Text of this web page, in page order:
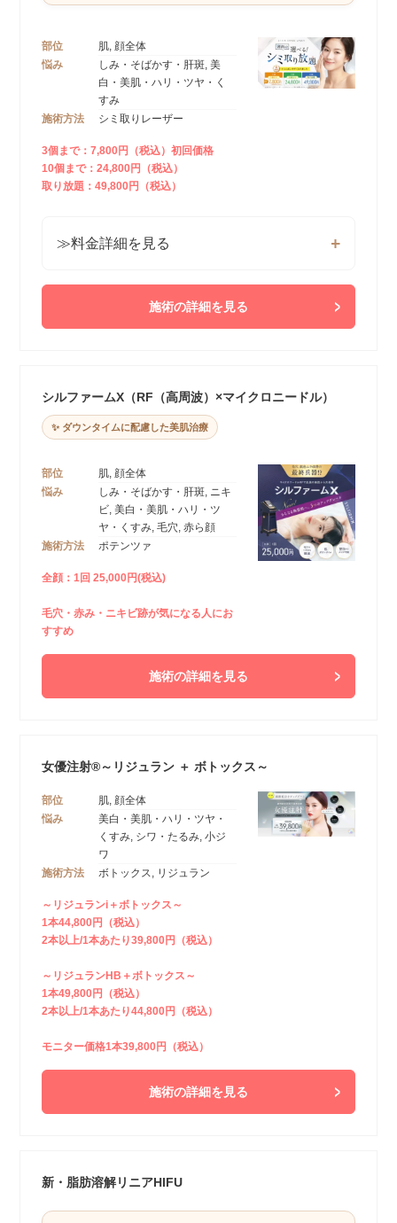
部位
肌, 顔全体
悩み
しみ・そばかす・肝斑, 美
白・美肌・ハリ・ツヤ・く
すみ
施術方法
シミ取りレーザー
3個まで：7,800円（税込）初回価格
10個まで：24,800円（税込）
取り放題：49,800円（税込）
≫料金詳細を見る
施術の詳細を見る
シルファームX（RF（高周波）×マイクロニードル）
✨ ダウンタイムに配慮した美肌治療
部位
肌, 顔全体
悩み
しみ・そばかす・肝斑, ニキ
ビ, 美白・美肌・ハリ・ツ
ヤ・くすみ, 毛穴, 赤ら顔
施術方法
ポテンツァ
全顔：1回 25,000円(税込)
毛穴・赤み・ニキビ跡が気になる人にお
すすめ
施術の詳細を見る
女優注射®～リジュラン ＋ ボトックス～
部位
肌, 顔全体
悩み
美白・美肌・ハリ・ツヤ・
くすみ, シワ・たるみ, 小ジ
ワ
施術方法
ボトックス, リジュラン
～リジュランi＋ボトックス～
1本44,800円（税込）
2本以上/1本あたり39,800円（税込）
～リジュランHB＋ボトックス～
1本49,800円（税込）
2本以上/1本あたり44,800円（税込）
モニター価格1本39,800円（税込）
施術の詳細を見る
新・脂肪溶解リニアHIFU